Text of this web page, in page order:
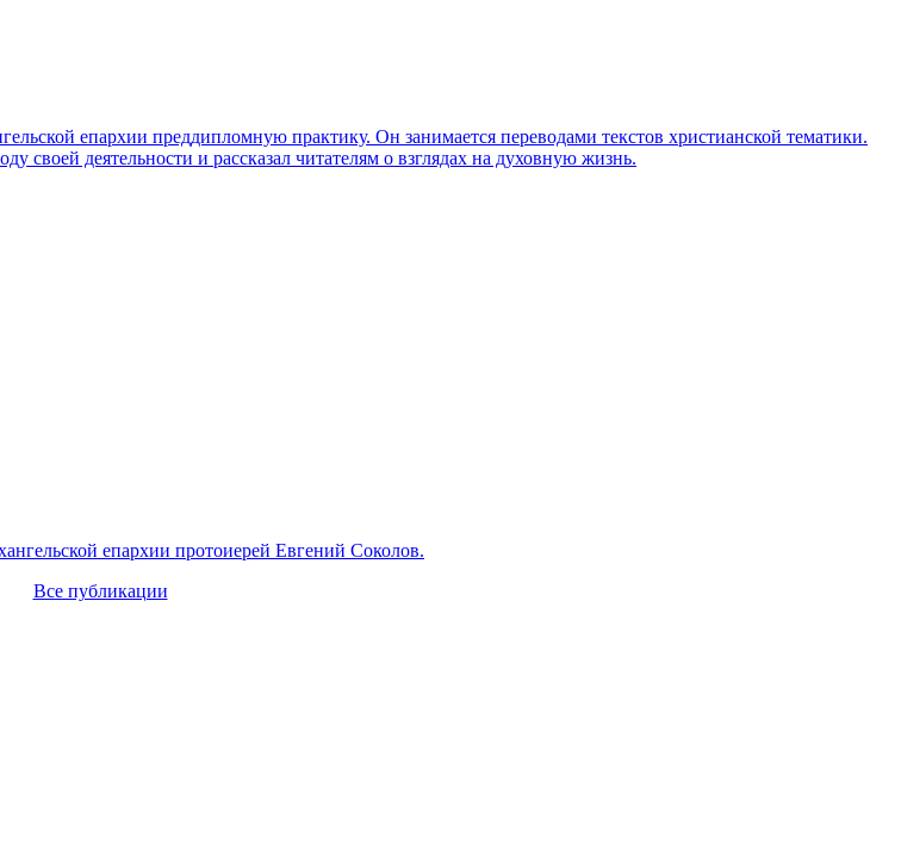
епархии преддипломную практику. Он занимается переводами текстов христианской тематики.
деятельности и рассказал читателям о взглядах на духовную жизнь.
епархии протоиерей Евгений Соколов.
Все публикации